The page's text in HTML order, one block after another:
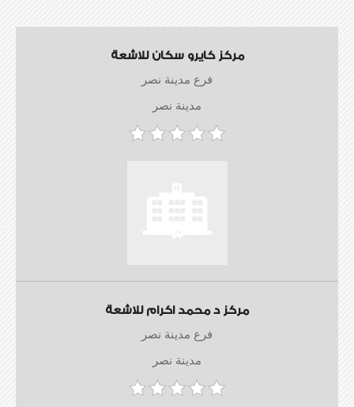
مركز كايرو سكان للاشعة
فرع مدينة نصر
مدينة نصر
مركز د محمد اكرام للاشعة
فرع مدينة نصر
مدينة نصر